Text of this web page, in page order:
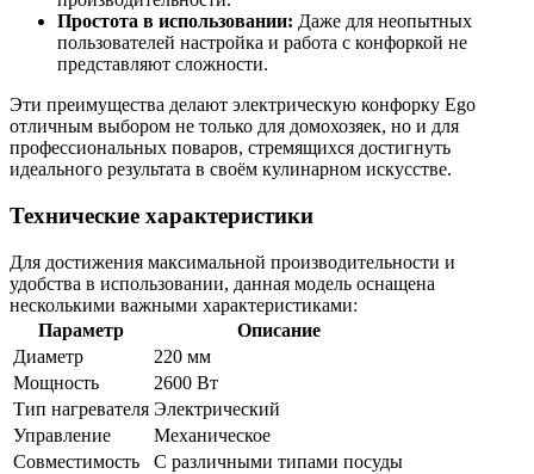
Простота в использовании: Даже для неопытных
пользователей настройка и работа с конфоркой не
представляют сложности.
Эти преимущества делают электрическую конфорку Ego
отличным выбором не только для домохозяек, но и для
профессиональных поваров, стремящихся достигнуть
идеального результата в своём кулинарном искусстве.
Технические характеристики
Для достижения максимальной производительности и
удобства в использовании, данная модель оснащена
несколькими важными характеристиками:
Параметр
Описание
Диаметр
220 мм
Мощность
2600 Вт
Тип нагревателя Электрический
Управление
Механическое
Совместимость
С различными типами посуды